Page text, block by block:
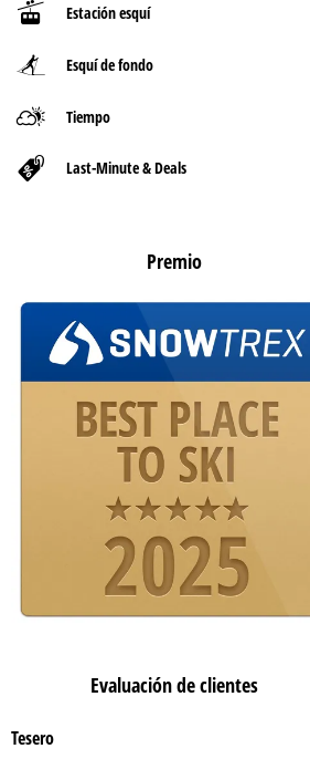
Estación esquí
Esquí de fondo
Tiempo
Last-Minute & Deals
Premio
Evaluación de clientes
Tesero